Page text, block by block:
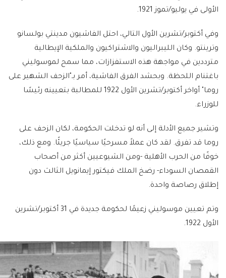
الأولى في يوليو/تموز 1921.
وفي أكتوبر/تشرين الأول التالي، احتل الفاشيون مدينتي بولسانو
وترينتو. وكان الليبراليون والاشتراكيون والملكية الإيطالية
مترددين في مواجهة هذه الاستفزازات، مما سمح لموسوليني
باغتنام اللحظة. وبحشد الفرق الفاشية، أمر بـ"الزحف الشهير على
روما" أواخر أكتوبر/تشرين الأول 1922 للمطالبة بتعيينه رئيسًا
للوزراء.
وتشير جميع الأدلة إلى أنه لو تدخلت الحكومة، لكان الزحف على
روما قد تفرق. لقد كان عملاً مسرحيًا سياسيًا جريئًا. ومع ذلك،
خوفًا من الحرب الأهلية -ومن الشيوعيين أكثر من أصحاب
القمصان السوداء- رضخ الملك فيكتور إيمانويل الثالث دون
إطلاق رصاصة واحدة.
وتم تعيين موسوليني زعيمًا لحكومة جديدة في 31 أكتوبر/تشرين
الأول 1922.